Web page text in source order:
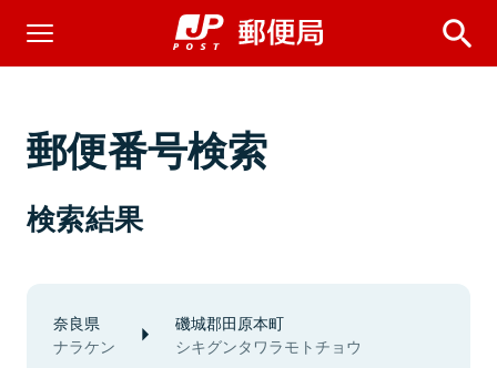
郵便番号検索
検索結果
奈良県
ナラケン
磯城郡田原本町
シキグンタワラモトチョウ